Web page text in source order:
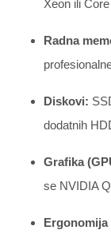
Xeon ili
Radna
Diskovi:
dodatnih
Grafika
se NVIDIA
Ergonomija